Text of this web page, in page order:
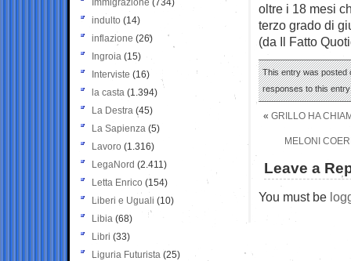
oltre i 18 mesi
terzo grado di
(da Il Fatto
This entry was posted
responses to this
« GRILLO HA
MELONI
Leave a
You must be
Immigrazione (734)
indulto (14)
inflazione (26)
Ingroia (15)
Interviste (16)
la casta (1.394)
La Destra (45)
La Sapienza (5)
Lavoro (1.316)
LegaNord (2.411)
Letta Enrico (154)
Liberi e Uguali (10)
Libia (68)
Libri (33)
Liguria Futurista (25)